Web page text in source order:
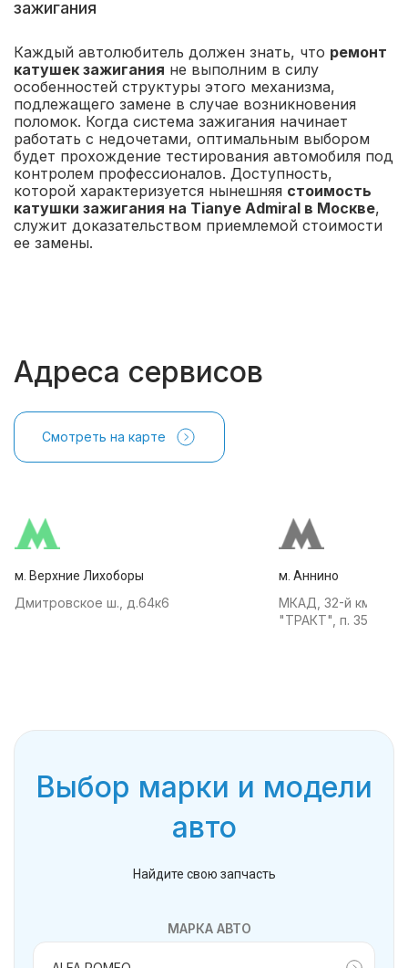
зажигания
Каждый автолюбитель должен знать, что ремонт
катушек зажигания не выполним в силу
особенностей структуры этого механизма,
подлежащего замене в случае возникновения
поломок. Когда система зажигания начинает
работать с недочетами, оптимальным выбором
будет прохождение тестирования автомобиля под
контролем профессионалов. Доступность,
которой характеризуется нынешняя стоимость
катушки зажигания на Tianye Admiral в Москве,
служит доказательством приемлемой стоимости
ее замены.
Адреса сервисов
Смотреть на карте
м. Верхние Лихоборы
Дмитровское ш., д.64к6
м. Аннино
МКАД, 32-й км, АТК
"ТРАКТ", п. 35
Выбор марки и модели
авто
Найдите свою запчасть
МАРКА АВТО